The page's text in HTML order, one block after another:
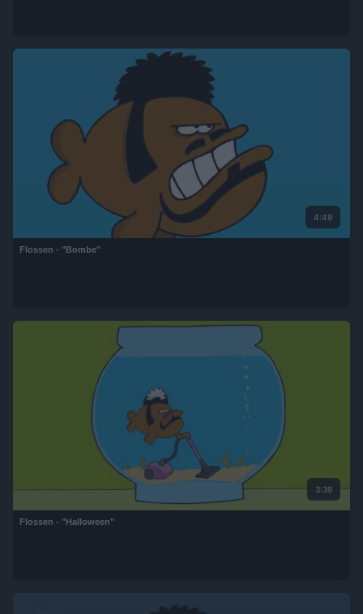
4:49
Flossen - "Bombe"
3:39
Flossen - "Halloween"